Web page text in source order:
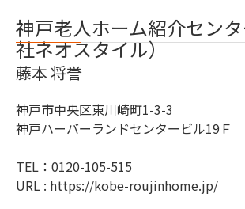
神戸老人ホーム紹介セン
社ネオスタイル）
藤本 将誉
神戸市中央区東川崎町1-3-3
神戸ハーバーランドセンタービル19Ｆ
TEL：0120-105-515
URL : https://kobe-roujinhome.jp/